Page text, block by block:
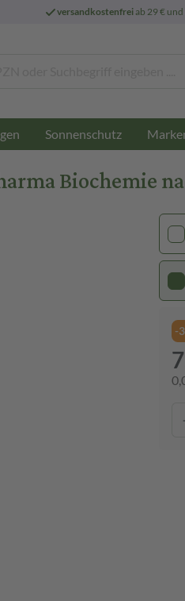
versandkostenfreiab 29 €
Sonnenschutz
Biochemie
-